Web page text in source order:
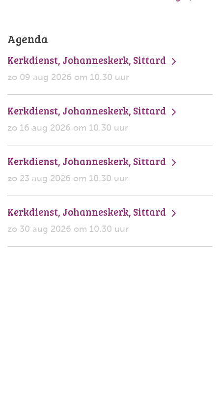
Agenda
Kerkdienst, Johanneskerk, Sittard
zo 09 aug 2026 om 10.30 uur
Kerkdienst, Johanneskerk, Sittard
zo 16 aug 2026 om 10.30 uur
Kerkdienst, Johanneskerk, Sittard
zo 23 aug 2026 om 10.30 uur
Kerkdienst, Johanneskerk, Sittard
zo 30 aug 2026 om 10.30 uur